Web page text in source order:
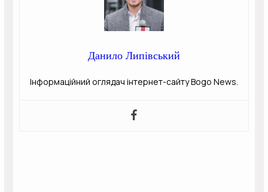
Данило Липівський
Інформаційний оглядач інтернет-сайту Bogo News.